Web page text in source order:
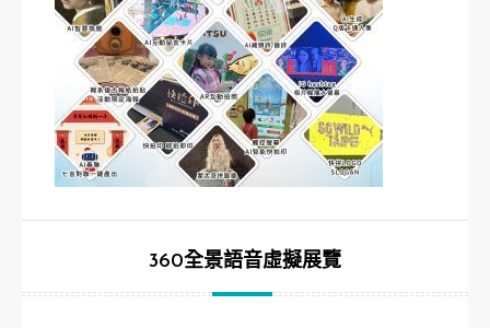
360全景語音虛擬展覽